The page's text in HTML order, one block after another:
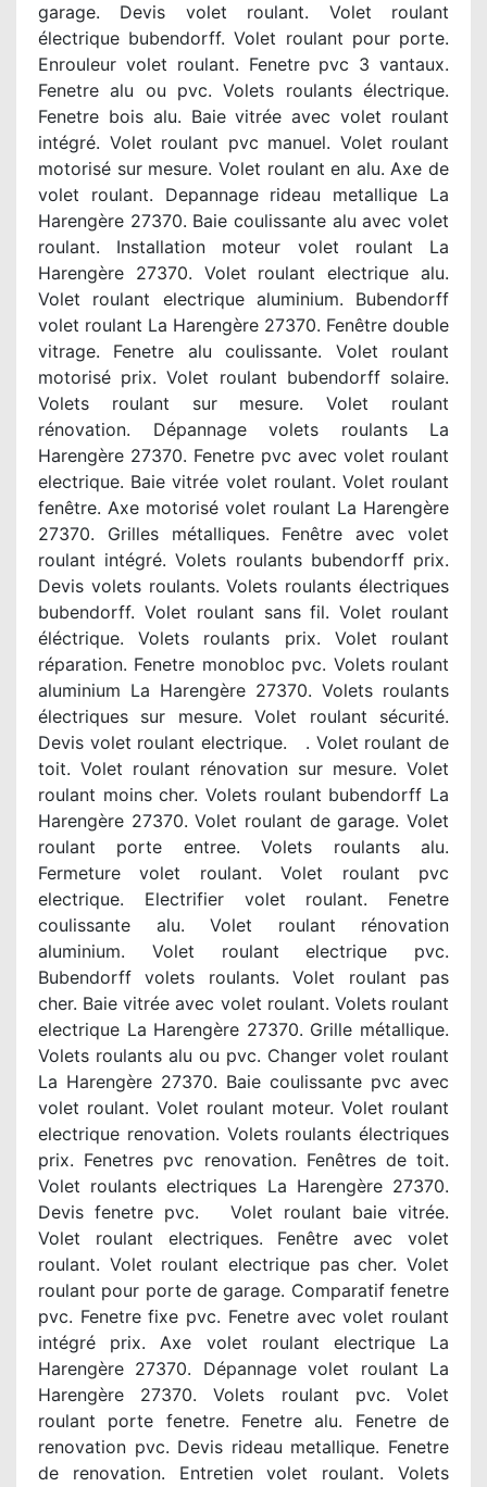
garage. Devis volet roulant. Volet roulant
électrique bubendorff. Volet roulant pour porte.
Enrouleur volet roulant. Fenetre pvc 3 vantaux.
Fenetre alu ou pvc. Volets roulants électrique.
Fenetre bois alu. Baie vitrée avec volet roulant
intégré. Volet roulant pvc manuel. Volet roulant
motorisé sur mesure. Volet roulant en alu. Axe de
volet roulant. Depannage rideau metallique La
Harengère 27370. Baie coulissante alu avec volet
roulant. Installation moteur volet roulant La
Harengère 27370. Volet roulant electrique alu.
Volet roulant electrique aluminium. Bubendorff
volet roulant La Harengère 27370. Fenêtre double
vitrage. Fenetre alu coulissante. Volet roulant
motorisé prix. Volet roulant bubendorff solaire.
Volets roulant sur mesure. Volet roulant
rénovation. Dépannage volets roulants La
Harengère 27370. Fenetre pvc avec volet roulant
electrique. Baie vitrée volet roulant. Volet roulant
fenêtre. Axe motorisé volet roulant La Harengère
27370. Grilles métalliques. Fenêtre avec volet
roulant intégré. Volets roulants bubendorff prix.
Devis volets roulants. Volets roulants électriques
bubendorff. Volet roulant sans fil. Volet roulant
éléctrique. Volets roulants prix. Volet roulant
réparation. Fenetre monobloc pvc. Volets roulant
aluminium La Harengère 27370. Volets roulants
électriques sur mesure. Volet roulant sécurité.
Devis volet roulant electrique. . Volet roulant de
toit. Volet roulant rénovation sur mesure. Volet
roulant moins cher. Volets roulant bubendorff La
Harengère 27370. Volet roulant de garage. Volet
roulant porte entree. Volets roulants alu.
Fermeture volet roulant. Volet roulant pvc
electrique. Electrifier volet roulant. Fenetre
coulissante alu. Volet roulant rénovation
aluminium. Volet roulant electrique pvc.
Bubendorff volets roulants. Volet roulant pas
cher. Baie vitrée avec volet roulant. Volets roulant
electrique La Harengère 27370. Grille métallique.
Volets roulants alu ou pvc. Changer volet roulant
La Harengère 27370. Baie coulissante pvc avec
volet roulant. Volet roulant moteur. Volet roulant
electrique renovation. Volets roulants électriques
prix. Fenetres pvc renovation. Fenêtres de toit.
Volet roulants electriques La Harengère 27370.
Devis fenetre pvc. Volet roulant baie vitrée.
Volet roulant electriques. Fenêtre avec volet
roulant. Volet roulant electrique pas cher. Volet
roulant pour porte de garage. Comparatif fenetre
pvc. Fenetre fixe pvc. Fenetre avec volet roulant
intégré prix. Axe volet roulant electrique La
Harengère 27370. Dépannage volet roulant La
Harengère 27370. Volets roulant pvc. Volet
roulant porte fenetre. Fenetre alu. Fenetre de
renovation pvc. Devis rideau metallique. Fenetre
de renovation. Entretien volet roulant. Volets